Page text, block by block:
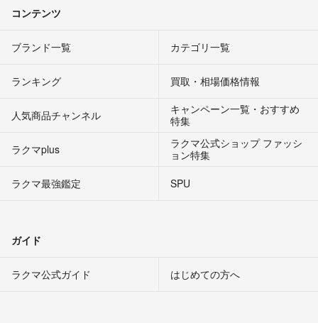
コンテンツ
ブランド一覧 カテゴリ一覧
ランキング 買取・相場価格情報
人気商品チャンネル
キャンペーン一覧・おすすめ
特集
ラクマplus
ラクマ公式ショップ ファッシ
ョン特集
ラクマ最強鑑定
SPU
ガイド
ラクマ公式ガイド はじめての方へ